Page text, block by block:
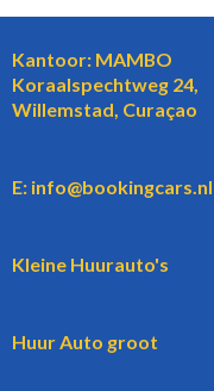
Kantoor: MAMBO
Koraalspechtweg 24,
Willemstad, Curaçao
E: info@bookingcars.nl
Kleine Huurauto's
Huur Auto groot